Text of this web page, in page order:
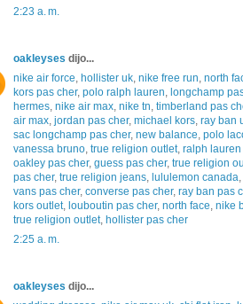
2:23 a. m.
oakleyses dijo...
nike air force, hollister uk, nike free run, north
kors pas cher, polo ralph lauren, longchamp
hermes, nike air max, nike tn, timberland pas
air max, jordan pas cher, michael kors, ray ban
sac longchamp pas cher, new balance, polo
vanessa bruno, true religion outlet, ralph lauren
oakley pas cher, guess pas cher, true religion
pas cher, true religion jeans, lululemon canada,
vans pas cher, converse pas cher, ray ban pas
kors outlet, louboutin pas cher, north face, nike
true religion outlet, hollister pas cher
2:25 a. m.
oakleyses dijo...